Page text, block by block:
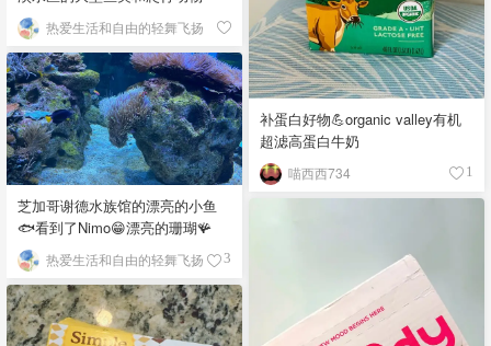
补蛋白好物💪organic valley有机
超滤高蛋白牛奶
喵西西734 1
热爱生活和自由的轻舞飞扬
芝加哥谢德水族馆的漂亮的小鱼
🐟看到了Nimo😁漂亮的珊瑚🪸
热爱生活和自由的轻舞飞扬 3